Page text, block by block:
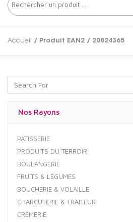
Accueil / Produit EAN2 / 20824365
Nos Rayons
PATISSERIE
PRODUITS DU TERROIR
BOULANGERIE
FRUITS & LÉGUMES
BOUCHERIE & VOLAILLE
CHARCUTERIE & TRAITEUR
CRÈMERIE